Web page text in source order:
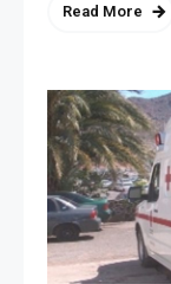
Read More